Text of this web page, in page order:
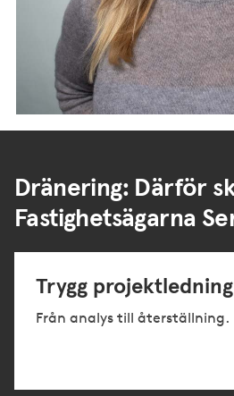
Dränering: Därför
Fastighetsägarna
Trygg
Från analys till återställning.